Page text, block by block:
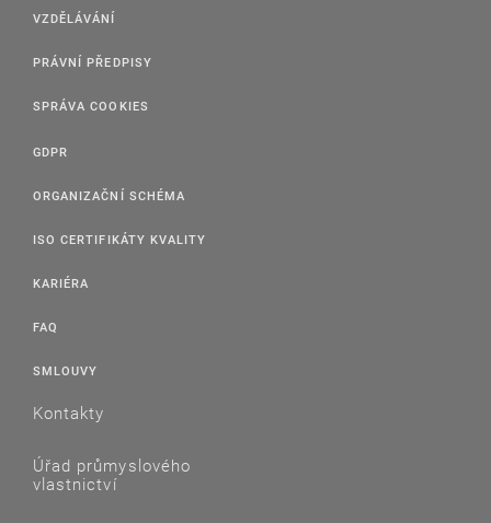
VZDĚLÁVÁNÍ
PRÁVNÍ PŘEDPISY
SPRÁVA COOKIES
GDPR
ORGANIZAČNÍ SCHÉMA
ISO CERTIFIKÁTY KVALITY
KARIÉRA
FAQ
SMLOUVY
Kontakty
Úřad průmyslového
vlastnictví